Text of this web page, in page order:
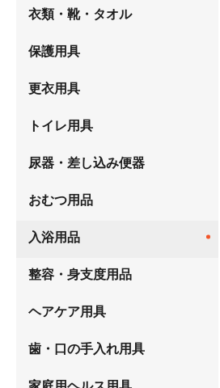
衣類・靴・タオル
保護用具
更衣用具
トイレ用具
尿器・差し込み便器
おむつ用品
入浴用品
整容・身支度用品
ヘアケア用具
歯・口の手入れ用具